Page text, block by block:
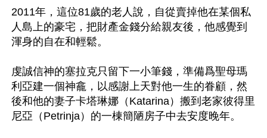
2011年，這位81歲的老人說，自從賣掉他在某個私
人島上的豪宅，把財產金錢分給親友後，他感覺到
渾身的自在和輕鬆。
虔誠信神的塞拉克只留下一小筆錢，準備爲聖母瑪
利亞建一個神龕，以感謝上天對他一生的眷顧，然
後和他的妻子卡塔琳娜（Katarina）搬到老家彼得里
尼亞（Petrinja）的一棟簡陋房子中去安度晚年。